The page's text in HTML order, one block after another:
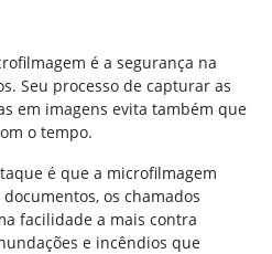
é a segurança na
Seu processo de capturar as
em imagens evita também que
o tempo.
é que a microfilmagem
os chamados
facilidade a mais contra
e incêndios que